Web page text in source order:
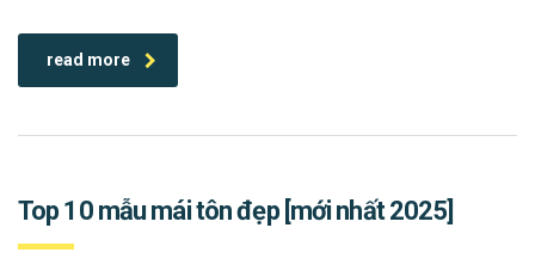
read more
Top 10 mẫu mái tôn đẹp [mới nhất 2025]